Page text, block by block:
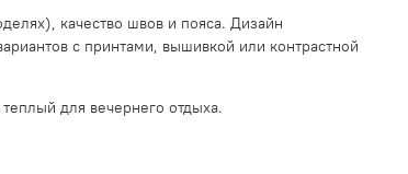
качество швов и пояса. Дизайн
с принтами, вышивкой или контрастной
для вечернего отдыха.